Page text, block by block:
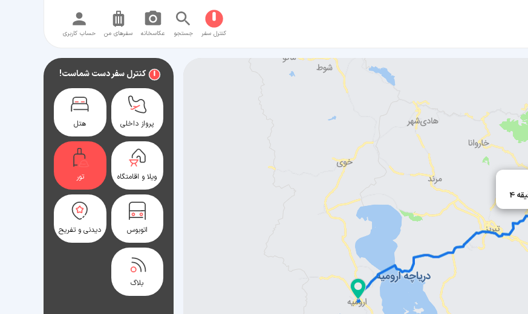
کنترل سفر جستجو عکاسخانه سفر‌های من حساب کاربری
کنترل سفر دست شماست!
پرواز داخلی هتل
ویلا و اقامتگاه تور
اتوبوس دیدنی و تفریح
بلاگ